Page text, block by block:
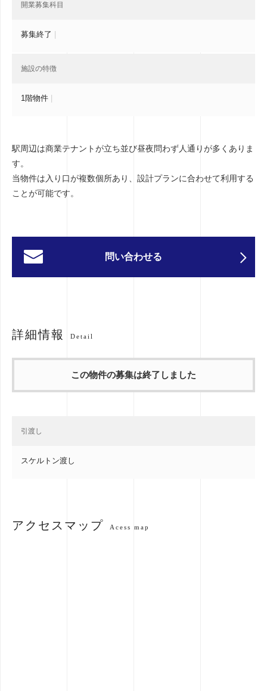
開業募集科目
募集終了
施設の特徴
1階物件
駅周辺は商業テナントが立ち並び昼夜問わず人通りが多くありま
す。
当物件は入り口が複数個所あり、設計プランに合わせて利用する
ことが可能です。
問い合わせる
詳細情報 Detail
この物件の募集は終了しました
引渡し
スケルトン渡し
アクセスマップ Acess map